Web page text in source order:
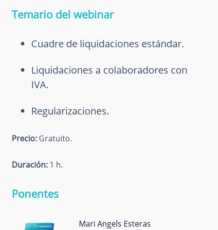
Temario del webinar
Cuadre de liquidaciones estándar.
Liquidaciones a colaboradores con
IVA.
Regularizaciones.
Precio: Gratuito.
Duración: 1 h.
Ponentes
Mari Angels Esteras